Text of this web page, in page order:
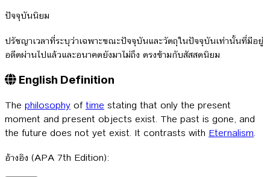
ปัจจุบันนิยม
ปรัชญาเวลาที่ระบุว่าเฉพาะขณะปัจจุบันและวัตถุในปัจจุบันเท่านั้นที่มีอยู่
อดีตผ่านไปแล้วและอนาคตยังมาไม่ถึง ตรงข้ามกับสัสสตนิยม
English Definition
The philosophy oftime stating that only the present
moment and present objects exist. The past is gone, and
the future does not yet exist. It contrasts with Eternalism.
อ้างอิง (APA 7th Edition):